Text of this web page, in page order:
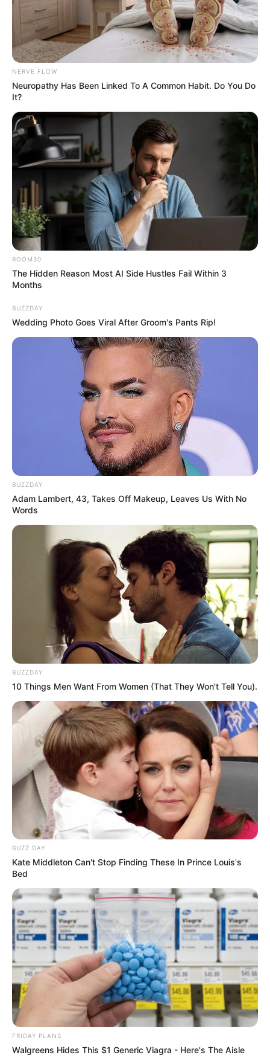
NERVE FLOW
Neuropathy Has Been Linked To A Common Habit. Do You Do
It?
ROOM30
The Hidden Reason Most AI Side Hustles Fail Within 3
Months
BUZZDAY
Wedding Photo Goes Viral After Groom's Pants Rip!
BUZZDAY
Adam Lambert, 43, Takes Off Makeup, Leaves Us With No
Words
BUZZDAY
10 Things Men Want From Women (That They Won't Tell You).
BUZZ DAY
Kate Middleton Can't Stop Finding These In Prince Louis's
Bed
FRIDAY PLANS
Walgreens Hides This $1 Generic Viagra - Here's The Aisle